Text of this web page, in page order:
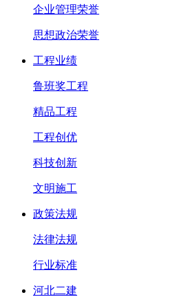
企业管理荣誉
思想政治荣誉
工程业绩
鲁班奖工程
精品工程
工程创优
科技创新
文明施工
政策法规
法律法规
行业标准
河北二建